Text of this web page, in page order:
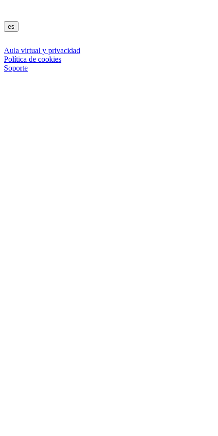
es
Aula virtual y privacidad
Política de cookies
Soporte